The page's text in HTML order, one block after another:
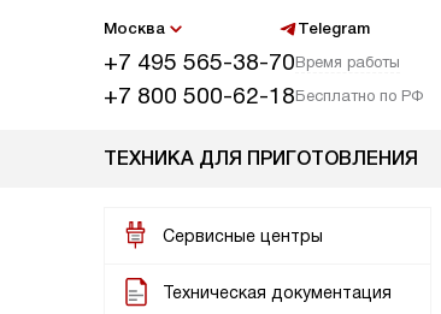
Москва Telegram
+7 495 565-38-70Время работы
+7 800 500-62-18Бесплатно по РФ
ТЕХНИКА ДЛЯ ПРИГОТОВЛЕНИЯ
Сервисные центры
Техническая документация